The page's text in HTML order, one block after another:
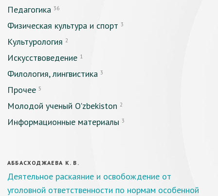
Педагогика 36
Физическая культура и спорт 3
Культурология 2
Искусствоведение 1
Филология, лингвистика 3
Прочее 5
Молодой ученый O'zbekiston 2
Информационные материалы 3
АББАСХОДЖАЕВА К. В.
Деятельное раскаяние и освобождение от
уголовной ответственности по нормам особенной